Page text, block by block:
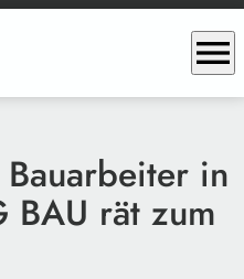
menu
in
BAU rät zum